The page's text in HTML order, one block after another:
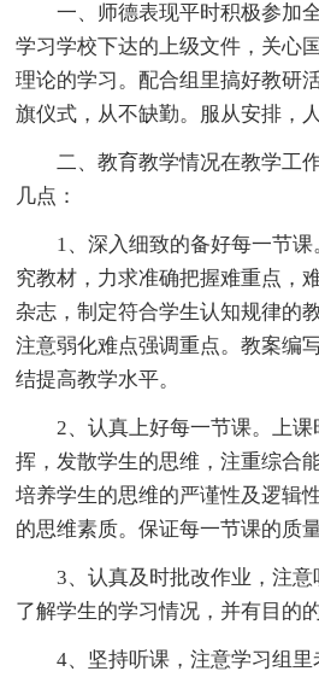
一、师德表现平时积极参加
学习学校下达的上级文件，关心
理论的学习。配合组里搞好教研
旗仪式，从不缺勤。服从安排，
二、教育教学情况在教学工
几点：
1、深入细致的备好每一节
究教材，力求准确把握难重点，
杂志，制定符合学生认知规律的
注意弱化难点强调重点。教案编
结提高教学水平。
2、认真上好每一节课。上
挥，发散学生的思维，注重综合
培养学生的思维的严谨性及逻辑
的思维素质。保证每一节课的质量
3、认真及时批改作业，注
了解学生的学习情况，并有目的
4、坚持听课，注意学习组